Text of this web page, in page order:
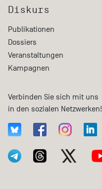
Diskurs
Publikationen
Dossiers
Veranstaltungen
Kampagnen
Verbinden Sie sich mit uns
in den sozialen Netzwerken!